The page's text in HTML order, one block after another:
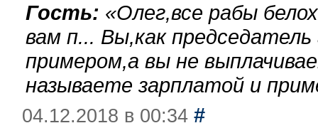
Гость: «Олег,все рабы
вам п... Вы,как
примером,а вы не
называете зарплатой и
04.12.2018 в 00:34 #